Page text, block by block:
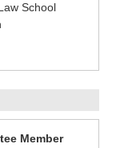
School
Member